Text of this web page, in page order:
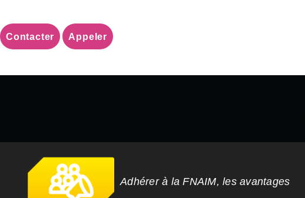
Contacter Appeler
Adhérer à la FNAIM, les avantages